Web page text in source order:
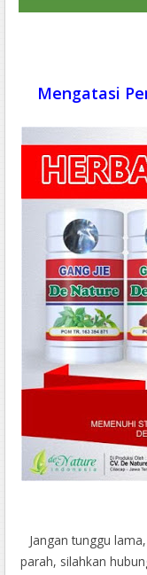
Mengatasi
Jangan tunggu
parah, silahkan